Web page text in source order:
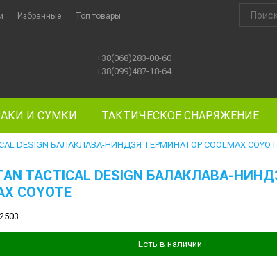
Избранные Топ товары
+38(068)283-00-60
+38(099)487-18-64
И СУМКИ ТАКТИЧЕСКОЕ СНАРЯЖЕНИЕ
DESIGN БАЛАКЛАВА-НИНДЗЯ ТЕРМИНАТОР COOLMAX
TACTICAL DESIGN БАЛАКЛАВА-
COYOTE
Есть в наличии